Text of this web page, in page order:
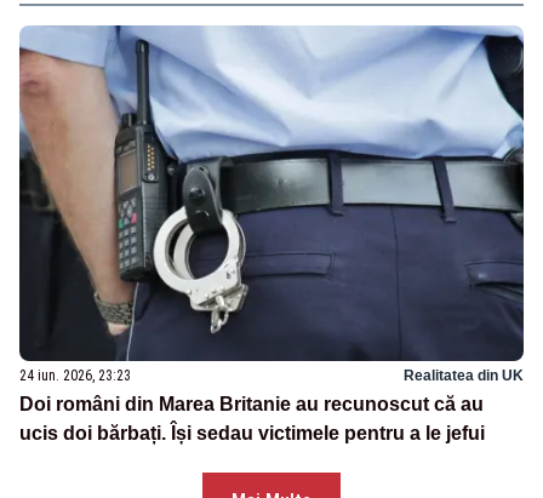
24 iun. 2026, 23:23 Realitatea din UK
Doi români din Marea Britanie au recunoscut că au
ucis doi bărbați. Își sedau victimele pentru a le jefui